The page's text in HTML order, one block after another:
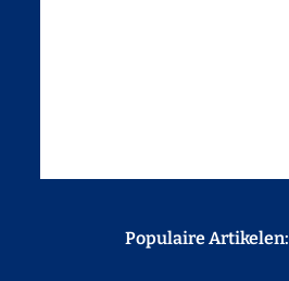
Populaire Artikelen: